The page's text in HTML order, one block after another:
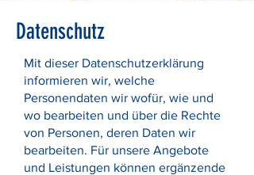
Datenschutz
Mit dieser Datenschutzerklärung
informieren wir, welche
Personendaten wir wofür, wie und
wo bearbeiten und über die Rechte
von Personen, deren Daten wir
bearbeiten. Für unsere Angebote
und Leistungen können ergänzende